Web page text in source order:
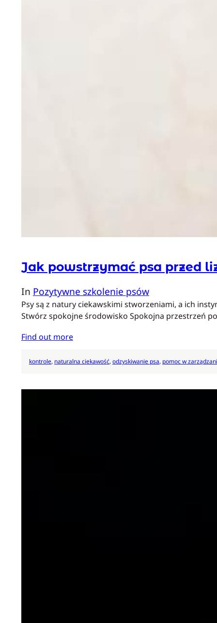
Jak powstrzymać psa przed
In Pozytywne szkolenie psów
Psy są z natury ciekawskimi stworzeniami, a ich
Stwórz spokojne środowisko Spokojna przestrzeń
Find out more
kontrole, naturalna ciekawość, odzyskiwanie psa, pomoc w